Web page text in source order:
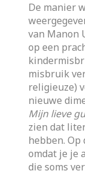
De manier
van Manon
op een
misbruik
religieuze)
nieuwe
Mijn lieve
zien dat
hebben. Op
omdat je je
die soms